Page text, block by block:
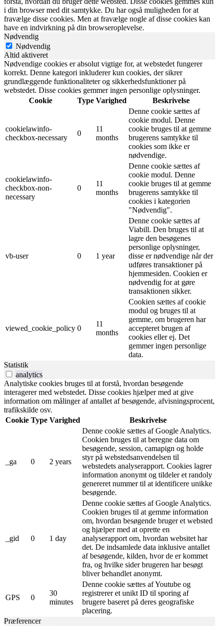
i din browser med dit samtykke. Du har også muligheden for at
fravælge disse cookies. Men at fravælge nogle af disse cookies kan
have en indvirkning på din browseroplevelse.
Nødvendig
Nødvendig
Altid aktiveret
Nødvendige cookies er absolut vigtige for, at webstedet fungerer
korrekt. Denne kategori inkluderer kun cookies, der sikrer
grundlæggende funktionaliteter og sikkerhedsfunktioner på
webstedet. Disse cookies gemmer ingen personlige oplysninger.
Cookie
Type Varighed Beskrivelse
cookielawinfo-
checkbox-necessary
0
11
months
Denne cookie sættes af
cookie modul. Denne
cookie bruges til at gemme
brugerens samtykke til
cookies som ikke er
nødvendige.
cookielawinfo-
checkbox-non-
necessary
0
11
months
Denne cookie sættes af
cookie modul. Denne
cookie bruges til at gemme
brugerens samtykke til
cookies i kategorien
"Nødvendig".
vb-user 0 1 year
Denne cookie sættes af
Viabill. Den bruges til at
lagre den besøgenes
personlige oplysninger,
disse er nødvendige når der
udføres transaktioner på
hjemmesiden. Cookien er
nødvendig for at gøre
transaktionen sikker.
viewed_cookie_policy 0
11
months
Cookien sættes af cookie
modul og bruges til at
gemme, om brugeren har
accepteret brugen af ​​
cookies eller ej. Det
gemmer ingen personlige
data.
Statistik
analytics
Analytiske cookies bruges til at forstå, hvordan besøgende
interagerer med webstedet. Disse cookies hjælper med at give
information om målinger af antallet af besøgende, afvisningsprocent,
trafikskilde osv.
Cookie Type Varighed Beskrivelse
_ga 0 2 years
Denne cookie sættes af Google Analytics.
Cookien bruges til at beregne data om
besøgende, session, camapign og holde
styr på webstedsanvendelsen til
webstedets analyserapport. Cookies lagrer
information anonymt og tildeler et randoly
genereret nummer til at identificere unikke
besøgende.
_gid 0 1 day
Denne cookie sættes af Google Analytics.
Cookien bruges til at gemme information
om, hvordan besøgende bruger et websted
og hjælper med at oprette en
analyserapport om, hvordan websitet har
det. De indsamlede data inklusive antallet
af besøgende, kilden, hvor de er kommet
fra, og hvilke sider brugeren har besøgt
bliver behandlet anonymt.
GPS 0
30
minutes
Denne cookie sættes af Youtube og
registrerer et unikt ID til sporing af
brugere baseret på deres geografiske
placering.
Præferencer